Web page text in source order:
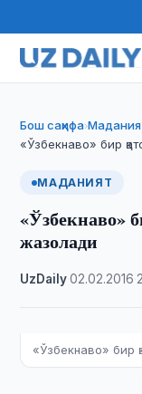
Бош саҳифа›
«Ўзбекнаво» бир
МАДАНИЯТ
«Ўзбекнаво»
жазолади
UzDaily·02.02.2016
«Ўзбекнаво» бир